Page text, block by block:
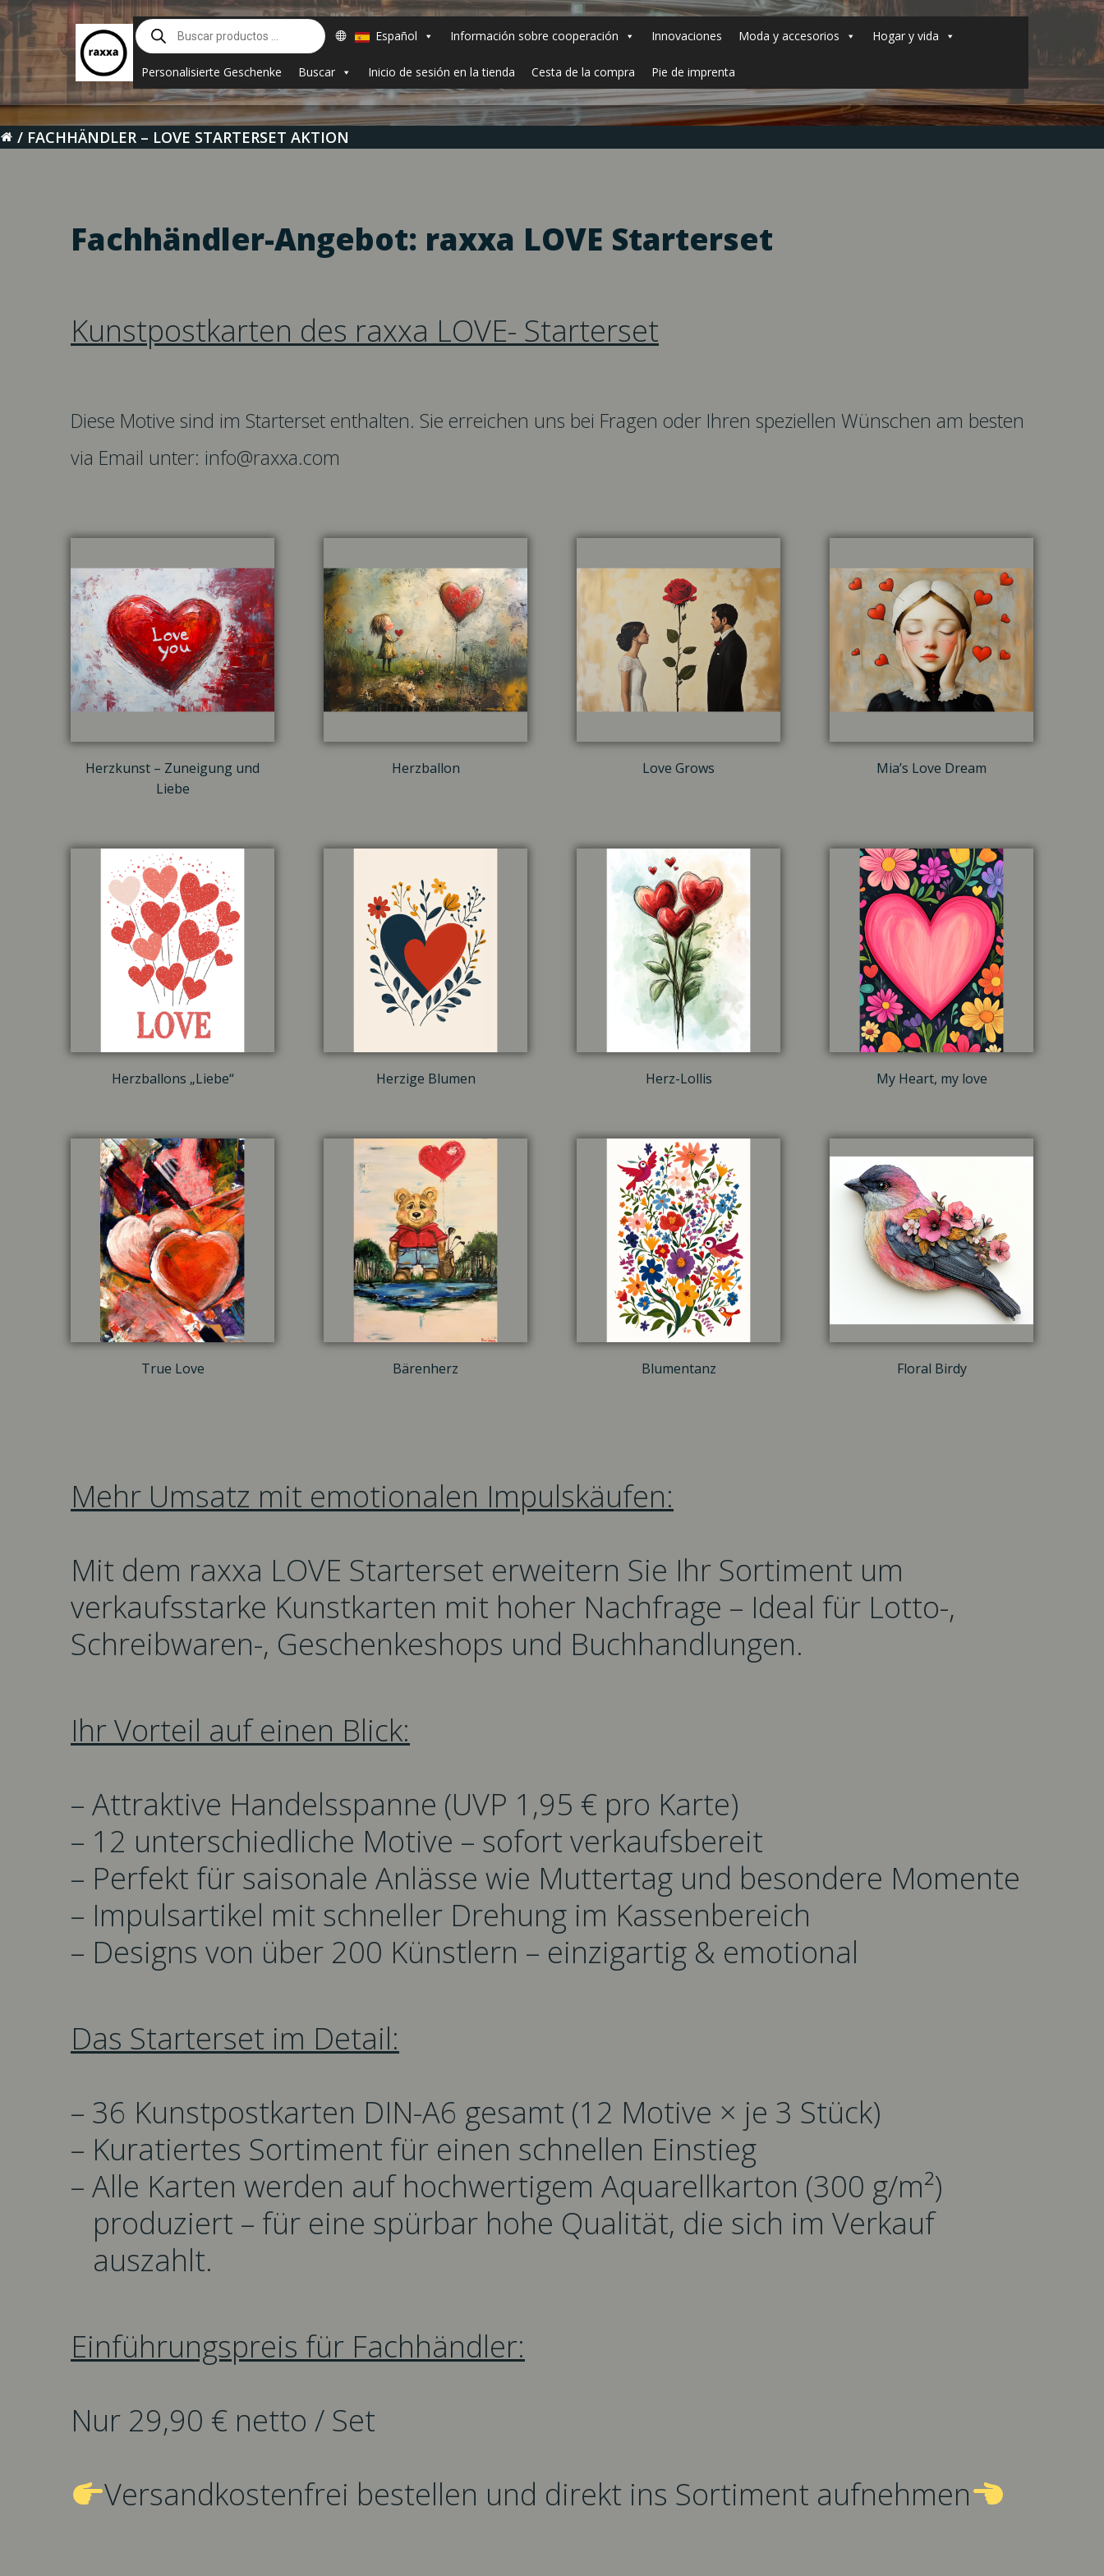
Saltar
contenido
Búsqueda
de
productos
Español Información sobre cooperación Innovaciones Moda y accesorios Hogar y vida
Personalisierte Geschenke Buscar Inicio de sesión en la tienda Cesta de la compra Pie de imprenta
FACHHÄNDLER – LOVE STARTERSET AKTION
Fachhändler-Angebot: raxxa LOVE Starterset
Kunstpostkarten des raxxa LOVE- Starterset
Diese Motive sind im Starterset enthalten. Sie erreichen uns bei Fragen oder Ihren speziellen Wünschen am besten
via Email unter: info@raxxa.com
Herzkunst – Zuneigung und
Liebe
Herzballon Love Grows Mia’s Love Dream
Herzballons „Liebe“ Herzige Blumen Herz-Lollis My Heart, my love
True Love Bärenherz Blumentanz Floral Birdy
Mehr Umsatz mit emotionalen Impulskäufen:
Mit dem raxxa LOVE Starterset erweitern Sie Ihr Sortiment um
verkaufsstarke Kunstkarten mit hoher Nachfrage – Ideal für Lotto-,
Schreibwaren-, Geschenkeshops und Buchhandlungen.
Ihr Vorteil auf einen Blick:
– Attraktive Handelsspanne (UVP 1,95 € pro Karte)
– 12 unterschiedliche Motive – sofort verkaufsbereit
– Perfekt für saisonale Anlässe wie Muttertag und besondere Momente
– Impulsartikel mit schneller Drehung im Kassenbereich
– Designs von über 200 Künstlern – einzigartig & emotional
Das Starterset im Detail:
– 36 Kunstpostkarten DIN-A6 gesamt (12 Motive × je 3 Stück)
– Kuratiertes Sortiment für einen schnellen Einstieg
– Alle Karten werden auf hochwertigem Aquarellkarton (300 g/m²)
produziert – für eine spürbar hohe Qualität, die sich im Verkauf
auszahlt.
Einführungspreis für Fachhändler:
Nur 29,90 € netto / Set
Versandkostenfrei bestellen und direkt ins Sortiment aufnehmen